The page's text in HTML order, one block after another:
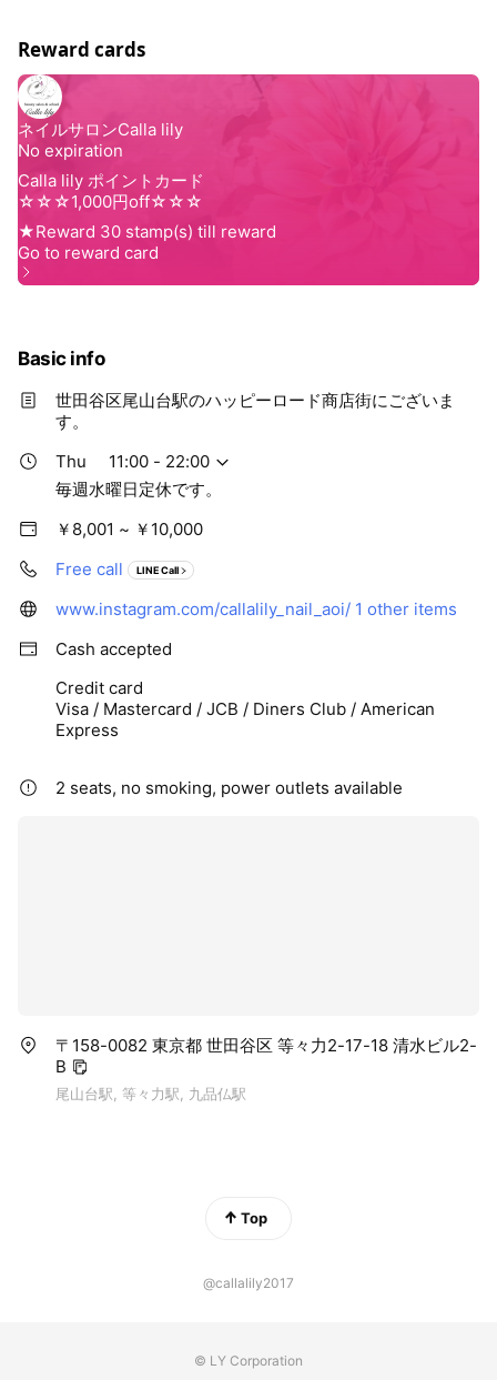
Reward cards
Basic info
世田谷区尾山台駅のハッピーロード商店街にございま
す。
Thu
11:00 - 22:00
毎週水曜日定休です。
￥8,001 ~ ￥10,000
Free call
LINE Call
www.instagram.com/callalily_nail_aoi/ 1 other items
Cash accepted
Credit card
Visa / Mastercard / JCB / Diners Club / American
Express
2 seats, no smoking, power outlets available
〒158-0082 東京都 世田谷区 等々力2-17-18 清水ビル2-
B
尾山台駅, 等々力駅, 九品仏駅
Top
@callalily2017
© LY Corporation